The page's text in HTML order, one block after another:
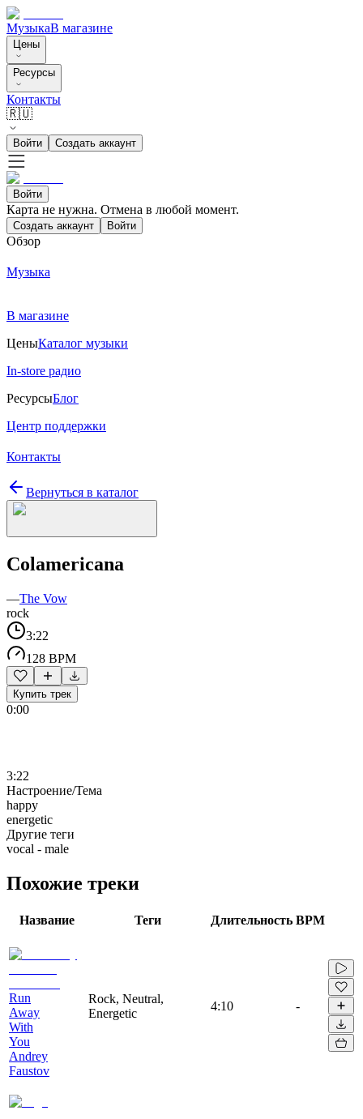
МузыкаВ магазине
Цены
Ресурсы
Контакты
🇷🇺
Войти Создать аккаунт
Войти
Карта не нужна. Отмена в любой момент.
Создать аккаунт Войти
Обзор
Музыка
В магазине
ЦеныКаталог музыки
In-store радио
РесурсыБлог
Центр поддержки
Контакты
Вернуться в каталог
Colamericana
—The Vow
rock
3:22
128 BPM
Купить трек
0:00
3:22
Настроение/Тема
happy
energetic
Другие теги
vocal - male
Похожие треки
Название Теги Длительность BPM
Run
Away
With
You
Andrey
Faustov
Rock, Neutral,
Energetic
4:10 -